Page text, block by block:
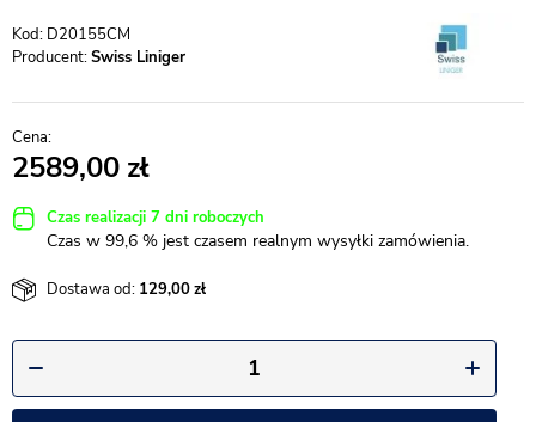
D20155CM
Producent:Swiss Liniger
2589,00
Czas realizacji 7 dni roboczych
Czas w 99,6 % jest czasem realnym wysyłki zamówienia.
Dostawa od: 129,00